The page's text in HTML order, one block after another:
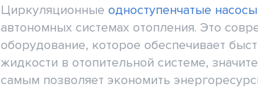
Циркуляционные одноступенчатые насосы
автономных системах отопления. Это
оборудование, которое обеспечивает
жидкости в отопительной системе,
самым позволяет экономить